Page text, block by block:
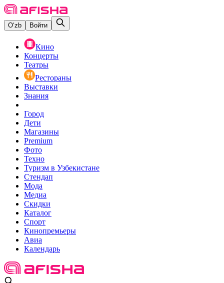
O‘zb Войти
Кино
Концерты
Театры
Рестораны
Выставки
Знания
Город
Дети
Магазины
Premium
Фото
Техно
Туризм в Узбекистане
Стендап
Мода
Медиа
Скидки
Каталог
Спорт
Кинопремьеры
Авиа
Календарь